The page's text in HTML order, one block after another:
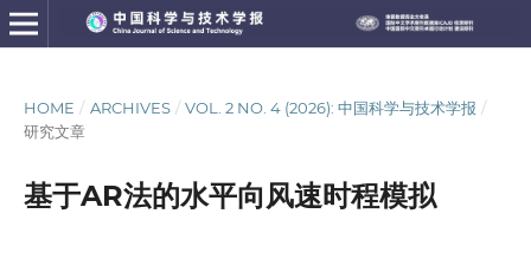
HOME / ARCHIVES / VOL. 2 NO. 4 (2026): 中国科学与技术学报 /
研究文章
基于AR法的水平向风速时程模拟